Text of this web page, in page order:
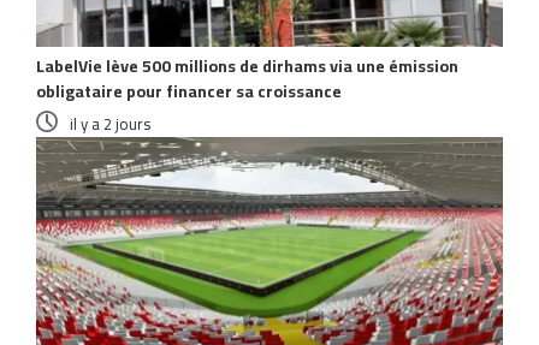
LabelVie lève 500 millions de dirhams via une émission
obligataire pour financer sa croissance
il y a 2 jours